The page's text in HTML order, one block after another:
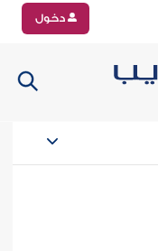
دخول